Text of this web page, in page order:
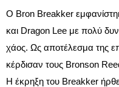
Ο Bron Breakker
και Dragon Lee με πολύ
χάος. Ως αποτέλεσμα της
κέρδισαν τους Bronson
Η έκρηξη του Breakker